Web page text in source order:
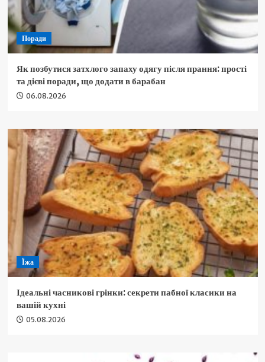
Поради
Як позбутися затхлого запаху одягу після прання: прості
та дієві поради, що додати в барабан
06.08.2026
Їжа
Ідеальні часникові грінки: секрети пабної класики на
вашій кухні
05.08.2026